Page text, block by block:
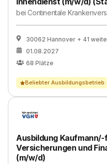
beiContinentale
30062 Hannover + 41
01.08.2027
68 Plätze
Beliebter Ausbildungsbetrieb
Ausbildung
Versicherungen und
(m/w/d)